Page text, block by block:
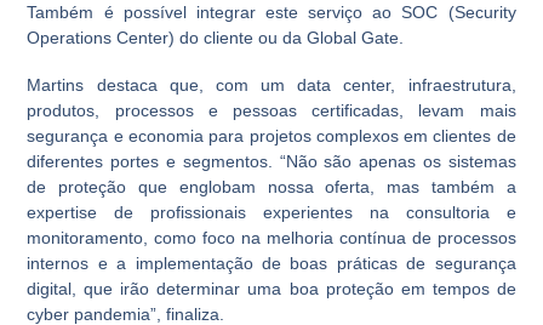
Também é possível integrar este serviço ao SOC (Security
Operations Center) do cliente ou da Global Gate.
Martins destaca que, com um data center, infraestrutura,
produtos, processos e pessoas certificadas, levam mais
segurança e economia para projetos complexos em clientes de
diferentes portes e segmentos. “Não são apenas os sistemas
de proteção que englobam nossa oferta, mas também a
expertise de profissionais experientes na consultoria e
monitoramento, como foco na melhoria contínua de processos
internos e a implementação de boas práticas de segurança
digital, que irão determinar uma boa proteção em tempos de
cyber pandemia”, finaliza.